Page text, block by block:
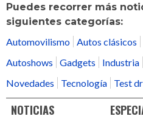
Puedes recorrer más
siguientes categorías:
Automovilismo Autos clásicos
Autoshows
Gadgets Industria
Novedades
Tecnología Test
NOTICIAS